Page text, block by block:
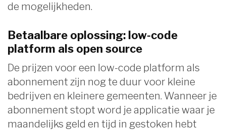
de mogelijkheden.
Betaalbare oplossing: low-code
platform als open source
De prijzen voor een low-code platform als
abonnement zijn nog te duur voor kleine
bedrijven en kleinere gemeenten. Wanneer je
abonnement stopt word je applicatie waar je
maandelijks geld en tijd in gestoken hebt